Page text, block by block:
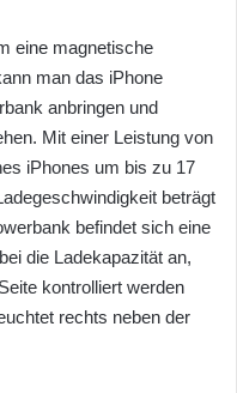
eine magnetische
man das iPhone
anbringen und
Mit einer Leistung von
iPhones um bis zu 17
beträgt
befindet sich eine
die Ladekapazität an,
kontrolliert werden
rechts neben der